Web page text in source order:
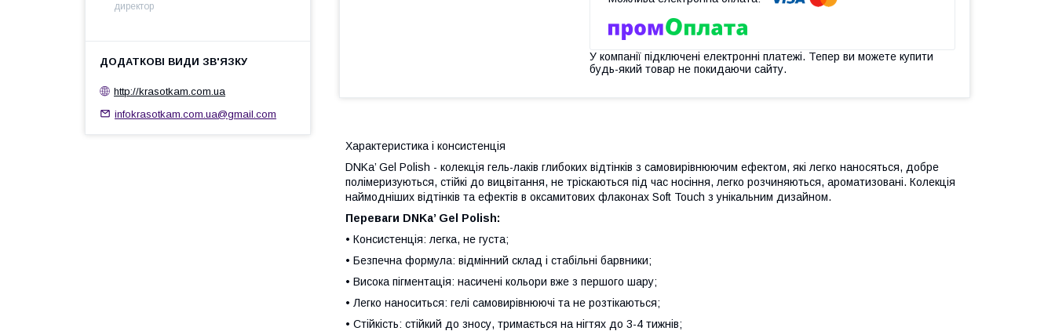
У компанії підключені електронні платежі. Тепер ви можете купити
будь-який товар не покидаючи сайту.
Характеристика і консистенція
DNKa’ Gel Polish - колекція гель-лаків глибоких відтінків з самовирівнюючим ефектом, які легко наносяться, добре
полімеризуються, стійкі до вицвітання, не тріскаються під час носіння, легко розчиняються, ароматизовані. Колекція
наймодніших відтінків та ефектів в оксамитових флаконах Soft Touch з унікальним дизайном.
Переваги DNKa’ Gel Polish:
• Консистенція: легка, не густа;
• Безпечна формула: відмінний склад і стабільні барвники;
• Висока пігментація: насичені кольори вже з першого шару;
• Легко наноситься: гелі самовирівнюючі та не розтікаються;
• Стійкість: стійкий до зносу, тримається на нігтях до 3-4 тижнів;
директор
http://krasotkam.com.ua
infokrasotkam.com.ua@gmail.com